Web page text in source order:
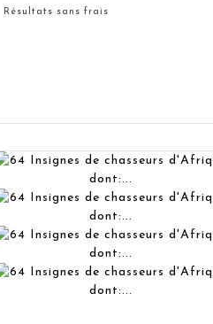
Résultats sans frais